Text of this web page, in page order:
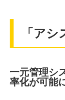
「ア
一元管理シ
率化が可能